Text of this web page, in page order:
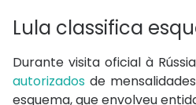
Lula classifica
Durante visita oficial à
autorizados de
esquema, que envolveu